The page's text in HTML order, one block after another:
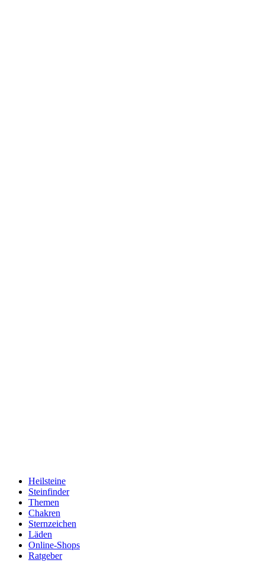
Heilsteine
Steinfinder
Themen
Chakren
Sternzeichen
Läden
Online-Shops
Ratgeber